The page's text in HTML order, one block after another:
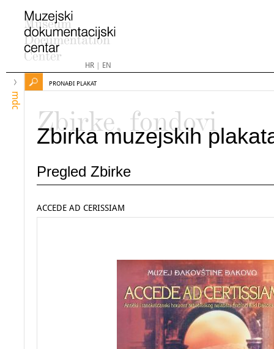
HR| EN
mdc
PRONAĐI PLAKAT
Zbirke, fondovi
Zbirka muzejskih
Pregled Zbirke
ACCEDE AD CERISSIAM